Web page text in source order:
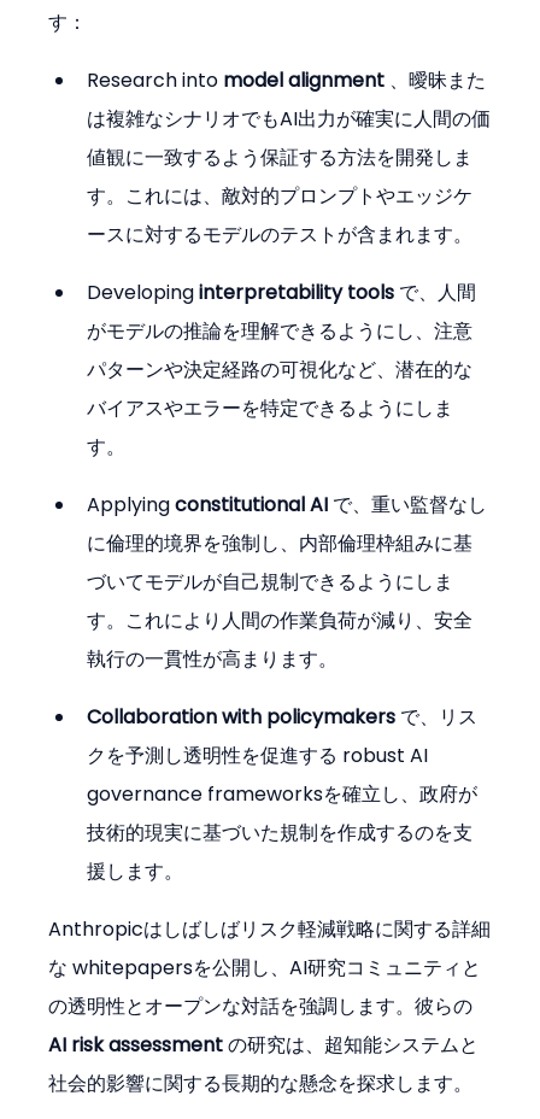
す：
Research into model alignment 、曖昧また
は複雑なシナリオでもAI出力が確実に人間の価
値観に一致するよう保証する方法を開発しま
す。これには、敵対的プロンプトやエッジケ
ースに対するモデルのテストが含まれます。
Developing interpretability tools で、人間
がモデルの推論を理解できるようにし、注意
パターンや決定経路の可視化など、潜在的な
バイアスやエラーを特定できるようにしま
す。
Applying constitutional AI で、重い監督なし
に倫理的境界を強制し、内部倫理枠組みに基
づいてモデルが自己規制できるようにしま
す。これにより人間の作業負荷が減り、安全
執行の一貫性が高まります。
Collaboration with policymakers で、リス
クを予測し透明性を促進する robust AI
governance frameworksを確立し、政府が
技術的現実に基づいた規制を作成するのを支
援します。
Anthropicはしばしばリスク軽減戦略に関する詳細
な whitepapersを公開し、AI研究コミュニティと
の透明性とオープンな対話を強調します。彼らの
AI risk assessment の研究は、超知能システムと
社会的影響に関する長期的な懸念を探求します。